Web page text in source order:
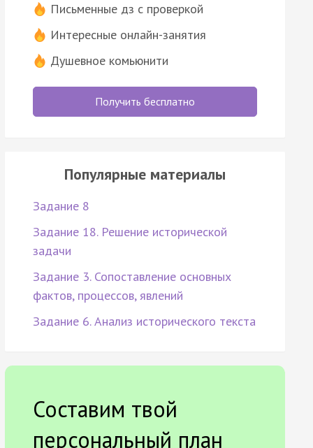
Письменные дз с проверкой
Интересные онлайн-занятия
Душевное комьюнити
Получить бесплатно
Популярные материалы
Задание 8
Задание 18. Решение исторической
задачи
Задание 3. Сопоставление основных
фактов, процессов, явлений
Задание 6. Анализ исторического текста
Составим твой
персональный план